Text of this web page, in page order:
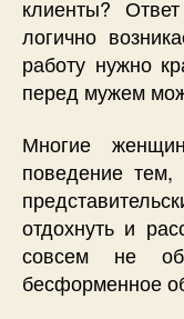
клиенты?
логично
работу нужно
перед мужем
Многие
поведение
отдохнуть и
совсем не
бесформенное